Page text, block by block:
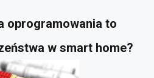
oprogramowania to
w smart home?